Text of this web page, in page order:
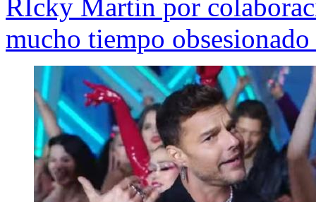
RIcky Martin por
mucho tiempo